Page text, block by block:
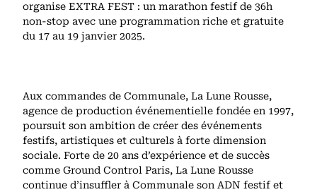
organise EXTRA FEST : un marathon festif de 36h
non-stop avec une programmation riche et gratuite
du 17 au 19 janvier 2025.
Aux commandes de Communale, La Lune Rousse,
agence de production événementielle fondée en 1997,
poursuit son ambition de créer des événements
festifs, artistiques et culturels à forte dimension
sociale. Forte de 20 ans d’expérience et de succès
comme Ground Control Paris, La Lune Rousse
continue d’insuffler à Communale son ADN festif et